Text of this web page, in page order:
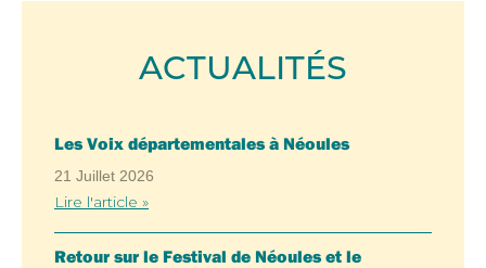
ACTUALITÉS
Les Voix départementales à Néoules
21 Juillet 2026
Lire l'article »
Retour sur le Festival de Néoules et le